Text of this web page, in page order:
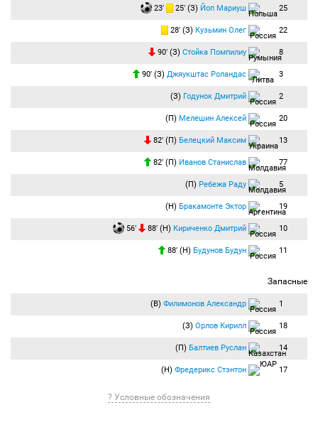
23′ 25′ (З) Йоп Мариуш 25
28′ (З) Кузьмин Олег 22
90′ (З) Стойка Помпилиу 8
90′ (З) Джяукштас Роландас 3
(З) Годунок Дмитрий 2
(П) Мелешин Алексей 20
82′ (П) Белецкий Максим 13
82′ (П) Иванов Станислав 77
(П) Ребежа Раду 5
(Н) Бракамонте Эктор 19
56′ 88′ (Н) Кириченко Дмитрий 10
88′ (Н) Будунов Будун 11
Запасные
(В) Филимонов Александр 1
(З) Орлов Кирилл 18
(П) Балтиев Руслан 14
(Н) Фредерикс Стэнтон 17
? Условные обозначения